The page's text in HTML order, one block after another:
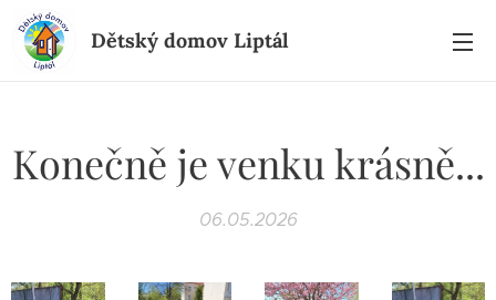
Dětský domov Liptál
Konečně je venku krásně...
06.05.2026